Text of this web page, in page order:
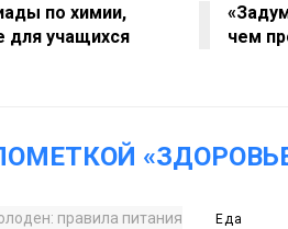
по химии,
для учащихся
чем
Еда